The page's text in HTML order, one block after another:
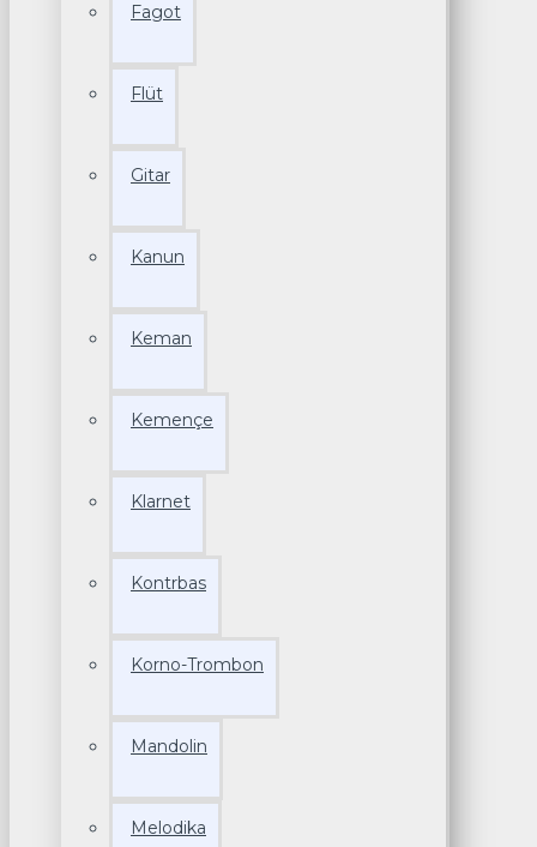
Fagot
Flüt
Gitar
Kanun
Keman
Kemençe
Klarnet
Kontrbas
Korno-Trombon
Mandolin
Melodika